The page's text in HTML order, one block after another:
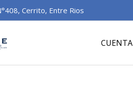
Cerrito, Entre Rios
CUENTA